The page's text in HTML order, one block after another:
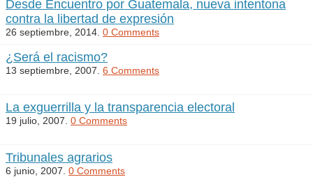
Desde Encuentro por Guatemala, nueva intentona
contra la libertad de expresión
26 septiembre, 2014. 0 Comments
¿Será el racismo?
13 septiembre, 2007. 6 Comments
La exguerrilla y la transparencia electoral
19 julio, 2007. 0 Comments
Tribunales agrarios
6 junio, 2007. 0 Comments